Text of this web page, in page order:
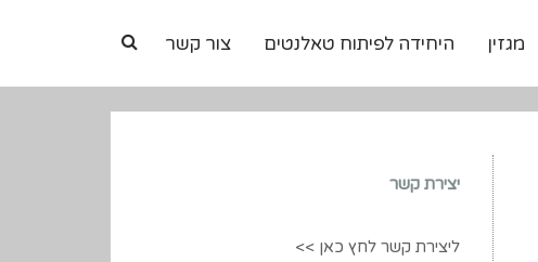
מגזין היחידה לפיתוח טאלנטים צור קשר
יצירת קשר
ליצירת קשר לחץ כאן >>